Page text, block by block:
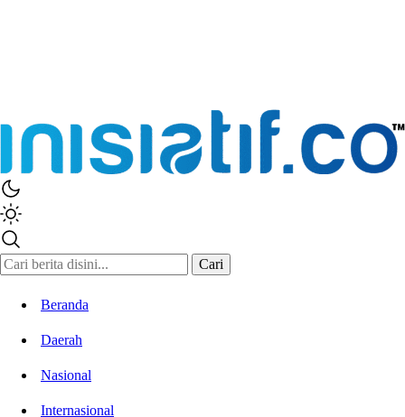
Cari
Beranda
Daerah
Nasional
Internasional